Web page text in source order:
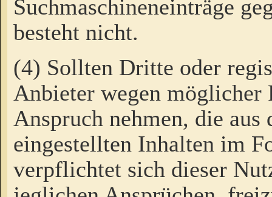
Suchmaschineneinträge
besteht nicht.
(4) Sollten Dritte oder
Anbieter wegen möglicher
Anspruch nehmen, die
eingestellten Inhalten im
verpflichtet sich dieser